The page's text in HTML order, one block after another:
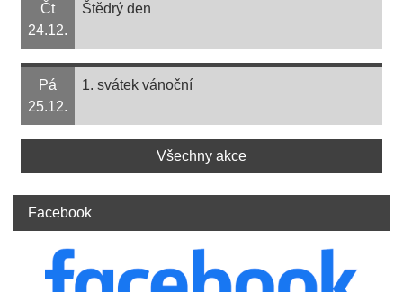
Čt
24.12.
Štědrý den
Pá
25.12.
1. svátek vánoční
Všechny akce
Facebook